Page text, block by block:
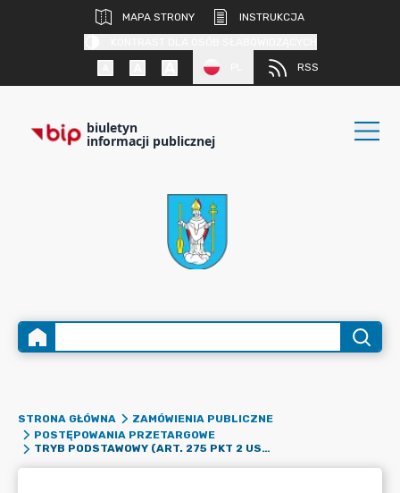
MAPA STRONY
INSTRUKCJA
RSS
biuletyn
informacji publicznej
STRONA GŁÓWNA
ZAMÓWIENIA PUBLICZNE
POSTĘPOWANIA PRZETARGOWE
TRYB PODSTAWOWY (ART. 275 PKT 2 USTAWY PZP): "ZIELONY ZAKĄTEK PRZY KNOSAŁY W RADZIONKOWIE"